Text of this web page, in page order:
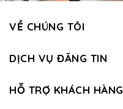
VỀ CHÚNG TÔI
DỊCH VỤ ĐĂNG TIN
HỖ TRỢ KHÁCH HÀNG